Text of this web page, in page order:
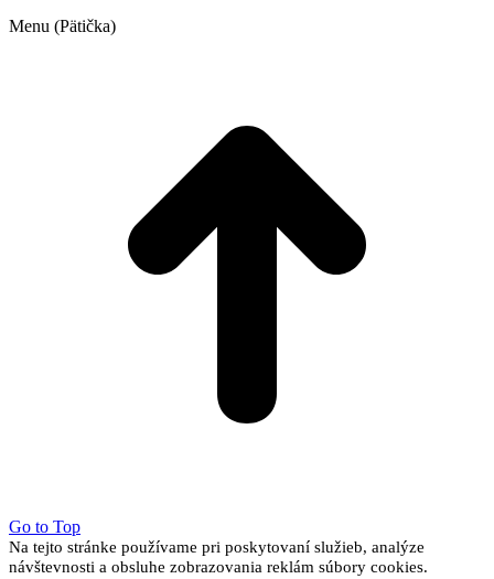
Menu (Pätička)
Go to Top
Na tejto stránke používame pri poskytovaní služieb, analýze
návštevnosti a obsluhe zobrazovania reklám súbory cookies.